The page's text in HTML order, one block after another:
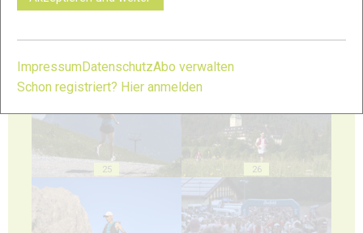
25 26
Impressum DatenschutzAbo verwalten
Schon registriert? Hier anmelden